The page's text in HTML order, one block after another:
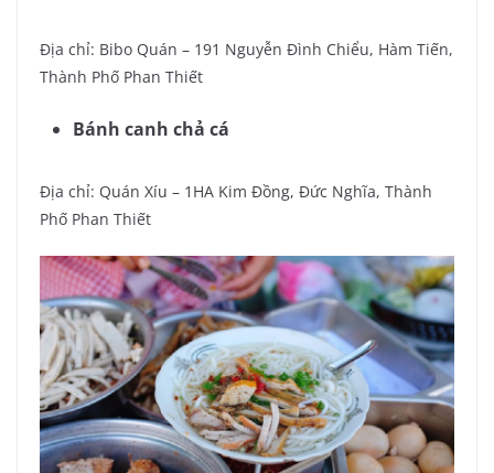
Địa chỉ: Bibo Quán – 191 Nguyễn Đình Chiểu, Hàm Tiến,
Thành Phố Phan Thiết
Bánh canh chả cá
Địa chỉ: Quán Xíu – 1HA Kim Đồng, Đức Nghĩa, Thành
Phố Phan Thiết